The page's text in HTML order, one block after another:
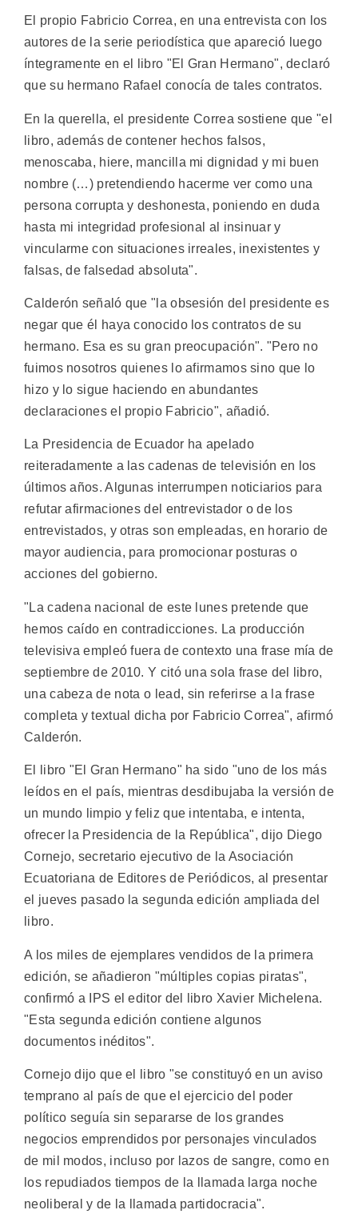
El propio Fabricio Correa, en una entrevista con los
autores de la serie periodística que apareció luego
íntegramente en el libro "El Gran Hermano", declaró
que su hermano Rafael conocía de tales contratos.
En la querella, el presidente Correa sostiene que "el
libro, además de contener hechos falsos,
menoscaba, hiere, mancilla mi dignidad y mi buen
nombre (…) pretendiendo hacerme ver como una
persona corrupta y deshonesta, poniendo en duda
hasta mi integridad profesional al insinuar y
vincularme con situaciones irreales, inexistentes y
falsas, de falsedad absoluta".
Calderón señaló que "la obsesión del presidente es
negar que él haya conocido los contratos de su
hermano. Esa es su gran preocupación". "Pero no
fuimos nosotros quienes lo afirmamos sino que lo
hizo y lo sigue haciendo en abundantes
declaraciones el propio Fabricio", añadió.
La Presidencia de Ecuador ha apelado
reiteradamente a las cadenas de televisión en los
últimos años. Algunas interrumpen noticiarios para
refutar afirmaciones del entrevistador o de los
entrevistados, y otras son empleadas, en horario de
mayor audiencia, para promocionar posturas o
acciones del gobierno.
"La cadena nacional de este lunes pretende que
hemos caído en contradicciones. La producción
televisiva empleó fuera de contexto una frase mía de
septiembre de 2010. Y citó una sola frase del libro,
una cabeza de nota o lead, sin referirse a la frase
completa y textual dicha por Fabricio Correa", afirmó
Calderón.
El libro "El Gran Hermano" ha sido "uno de los más
leídos en el país, mientras desdibujaba la versión de
un mundo limpio y feliz que intentaba, e intenta,
ofrecer la Presidencia de la República", dijo Diego
Cornejo, secretario ejecutivo de la Asociación
Ecuatoriana de Editores de Periódicos, al presentar
el jueves pasado la segunda edición ampliada del
libro.
A los miles de ejemplares vendidos de la primera
edición, se añadieron "múltiples copias piratas",
confirmó a IPS el editor del libro Xavier Michelena.
"Esta segunda edición contiene algunos
documentos inéditos".
Cornejo dijo que el libro "se constituyó en un aviso
temprano al país de que el ejercicio del poder
político seguía sin separarse de los grandes
negocios emprendidos por personajes vinculados
de mil modos, incluso por lazos de sangre, como en
los repudiados tiempos de la llamada larga noche
neoliberal y de la llamada partidocracia".